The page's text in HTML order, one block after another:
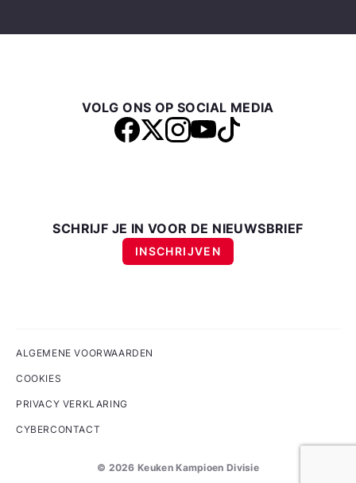
VOLG ONS OP SOCIAL MEDIA
SCHRIJF JE IN VOOR DE NIEUWSBRIEF
INSCHRIJVEN
ALGEMENE VOORWAARDEN
COOKIES
PRIVACY VERKLARING
CYBERCONTACT
© 2026 Keuken Kampioen Divisie